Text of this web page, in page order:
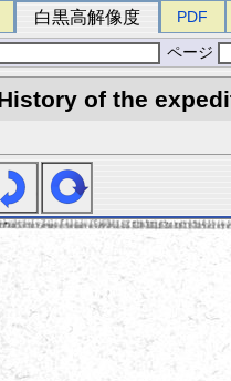
白黒高解像度 PDF
ページ
of the